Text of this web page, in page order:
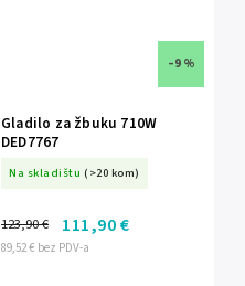
–9 %
Gladilo za žbuku 710W
DED7767
Na skladištu (>20 kom)
89,52 € bez PDV-a
123,90 € 111,90 €